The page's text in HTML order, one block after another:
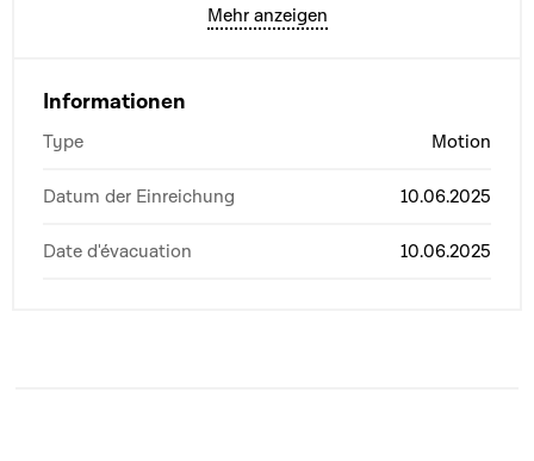
Mehr anzeigen
Informationen
Type Motion
Datum der Einreichung 10.06.2025
Date d'évacuation 10.06.2025